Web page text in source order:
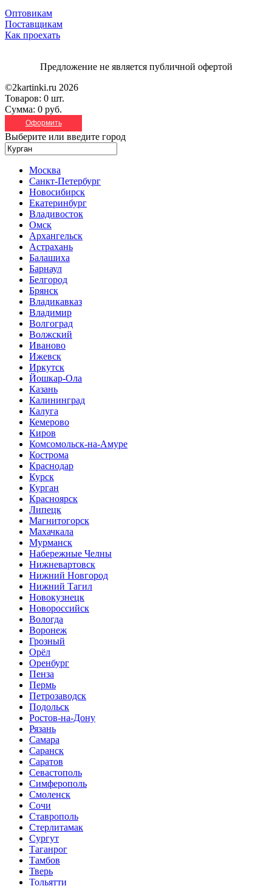
Оптовикам
Поставщикам
Как проехать
Предложение не является публичной офертой
©2kartinki.ru 2026
Товаров: 0 шт.
Сумма: 0 руб.
Оформить
Выберите или введите город
Москва
Санкт-Петербург
Новосибирск
Екатеринбург
Владивосток
Омск
Архангельск
Астрахань
Балашиха
Барнаул
Белгород
Брянск
Владикавказ
Владимир
Волгоград
Волжский
Иваново
Ижевск
Иркутск
Йошкар-Ола
Казань
Калининград
Калуга
Кемерово
Киров
Комсомольск-на-Амуре
Кострома
Краснодар
Курск
Курган
Красноярск
Липецк
Магнитогорск
Махачкала
Мурманск
Набережные Челны
Нижневартовск
Нижний Новгород
Нижний Тагил
Новокузнецк
Новороссийск
Вологда
Воронеж
Грозный
Орёл
Оренбург
Пенза
Пермь
Петрозаводск
Подольск
Ростов-на-Дону
Рязань
Самара
Саранск
Саратов
Севастополь
Симферополь
Смоленск
Сочи
Ставрополь
Стерлитамак
Сургут
Таганрог
Тамбов
Тверь
Тольятти